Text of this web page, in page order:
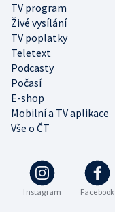
Instagram Facebook
TV program
Živé vysílání
TV poplatky
Teletext
Podcasty
Počasí
E-shop
Mobilní a TV aplikace
Vše o ČT